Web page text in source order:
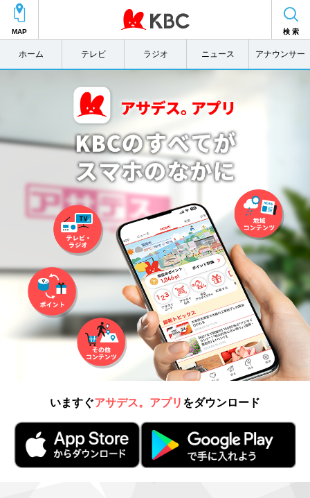
MAP 検 索
ホーム テレビ ラジオ ニュース アナウンサー
いますぐアサデス。アプリ をダウンロード